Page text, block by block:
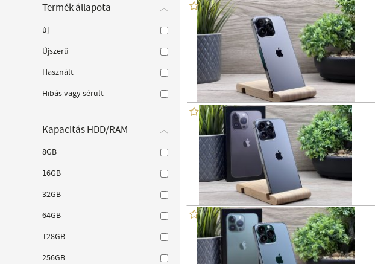
Termék állapota
új
Újszerű
Használt
Hibás vagy sérült
Kapacitás HDD/RAM
8GB
16GB
32GB
64GB
128GB
256GB